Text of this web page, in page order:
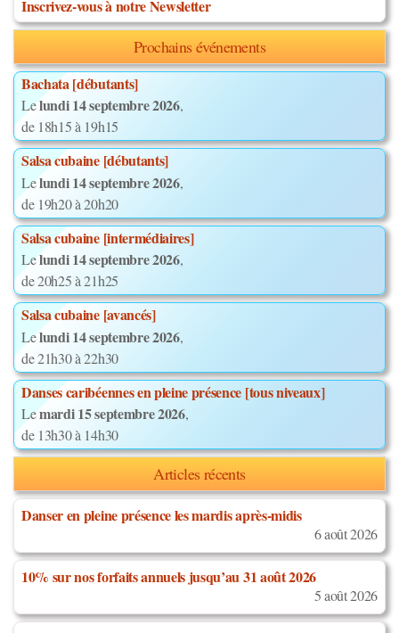
Inscrivez-vous à notre Newsletter
Prochains événements
Bachata [débutants]
Lelundi 14 septembre 2026,
de 18h15 à 19h15
Salsa cubaine [débutants]
Lelundi 14 septembre 2026,
de 19h20 à 20h20
Salsa cubaine [intermédiaires]
Lelundi 14 septembre 2026,
de 20h25 à 21h25
Salsa cubaine [avancés]
Lelundi 14 septembre 2026,
de 21h30 à 22h30
Danses caribéennes en pleine présence [tous niveaux]
Lemardi 15 septembre 2026,
de 13h30 à 14h30
Articles récents
Danser en pleine présence les mardis après-midis
6 août 2026
10% sur nos forfaits annuels jusqu’au 31 août 2026
5 août 2026